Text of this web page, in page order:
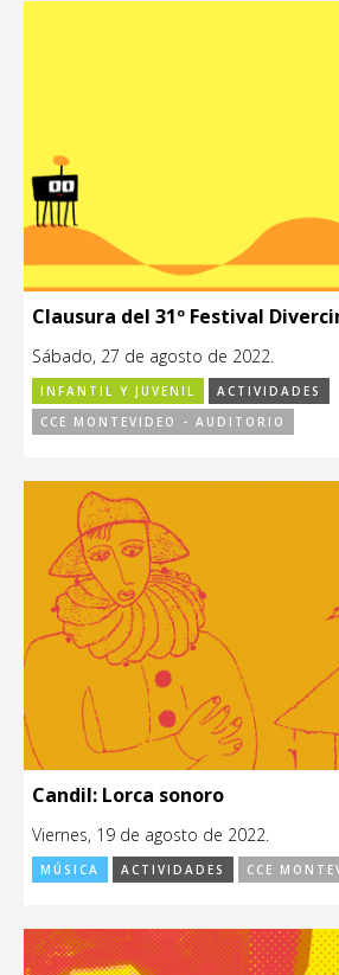
Clausura del 31º Festival
Sábado, 27 de agosto de 2022.
INFANTIL Y JUVENIL
ACTIVIDADES
CCE MONTEVIDEO - AUDITORIO
Candil: Lorca sonoro
Viernes, 19 de agosto de 2022.
MÚSICA ACTIVIDADES CCE